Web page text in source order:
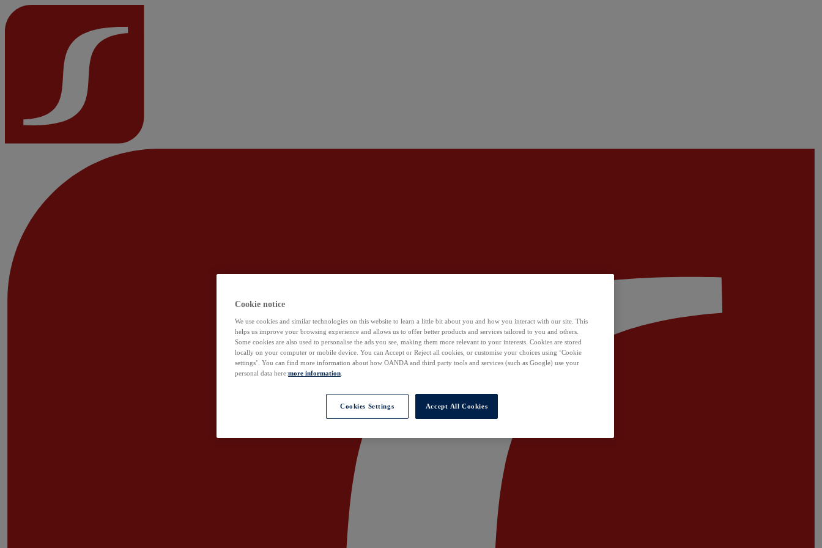
Cookie notice
We use cookies and similar technologies on this website to learn a little bit about you and how you interact with our site. This
helps us improve your browsing experience and allows us to offer better products and services tailored to you and others.
Some cookies are also used to personalise the ads you see, making them more relevant to your interests. Cookies are stored
locally on your computer or mobile device. You can Accept or Reject all cookies, or customise your choices using ‘Cookie
settings’. You can find more information about how OANDA and third party tools and services (such as Google) use your
personal data here:more information
Cookies Settings Accept All Cookies